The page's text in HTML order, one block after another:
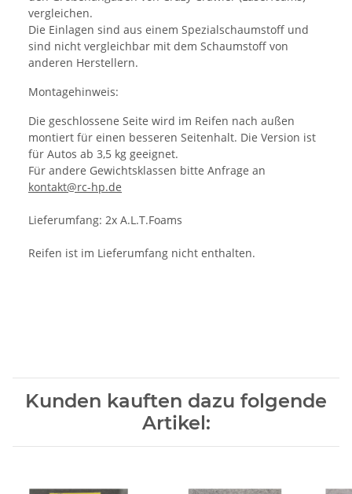
vergleichen.
Die Einlagen sind aus einem Spezialschaumstoff und
sind nicht vergleichbar mit dem Schaumstoff von
anderen Herstellern.
Montagehinweis:
Die geschlossene Seite wird im Reifen nach außen
montiert für einen besseren Seitenhalt. Die Version ist
für Autos ab 3,5 kg geeignet.
Für andere Gewichtsklassen bitte Anfrage an
kontakt@rc-hp.de
Lieferumfang: 2x A.L.T.Foams
Reifen ist im Lieferumfang nicht enthalten.
Kunden kauften dazu folgende
Artikel: